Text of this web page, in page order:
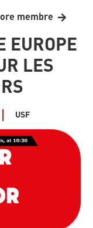
membre
EUROPE
LES
USF